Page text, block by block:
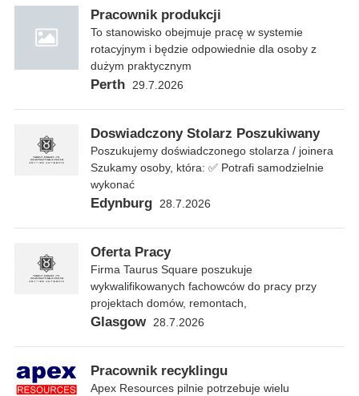
Pracownik produkcji
To stanowisko obejmuje pracę w systemie
rotacyjnym i będzie odpowiednie dla osoby z
dużym praktycznym
Perth 29.7.2026
Doswiadczony Stolarz Poszukiwany
Poszukujemy doświadczonego stolarza / joinera
Szukamy osoby, która: ✅ Potrafi samodzielnie
wykonać
Edynburg 28.7.2026
Oferta Pracy
Firma Taurus Square poszukuje
wykwalifikowanych fachowców do pracy przy
projektach domów, remontach,
Glasgow 28.7.2026
Pracownik recyklingu
Apex Resources pilnie potrzebuje wielu